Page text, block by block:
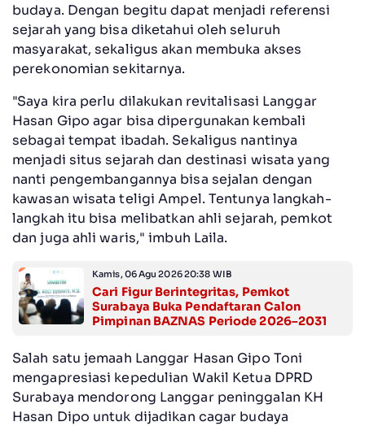
budaya. Dengan begitu dapat menjadi referensi
sejarah yang bisa diketahui oleh seluruh
masyarakat, sekaligus akan membuka akses
perekonomian sekitarnya.
"Saya kira perlu dilakukan revitalisasi Langgar
Hasan Gipo agar bisa dipergunakan kembali
sebagai tempat ibadah. Sekaligus nantinya
menjadi situs sejarah dan destinasi wisata yang
nanti pengembangannya bisa sejalan dengan
kawasan wisata teligi Ampel. Tentunya langkah-
langkah itu bisa melibatkan ahli sejarah, pemkot
dan juga ahli waris," imbuh Laila.
Kamis, 06 Agu 2026 20:38 WIB
Cari Figur Berintegritas, Pemkot
Surabaya Buka Pendaftaran Calon
Pimpinan BAZNAS Periode 2026–2031
Salah satu jemaah Langgar Hasan Gipo Toni
mengapresiasi kepedulian Wakil Ketua DPRD
Surabaya mendorong Langgar peninggalan KH
Hasan Dipo untuk dijadikan cagar budaya